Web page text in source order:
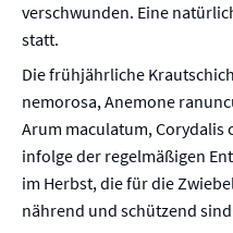
verschwunden. Eine
statt.
Die frühjährliche
nemorosa, Anemone
Arum maculatum,
infolge der regelmäßigen
im Herbst, die für die
nährend und schützend